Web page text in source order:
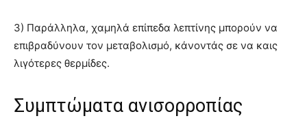
3) Παράλληλα, χαμηλά επίπεδα λεπτίνης μπορούν να
επιβραδύνουν τον μεταβολισμό, κάνοντάς σε να καις
λιγότερες θερμίδες.
Συμπτώματα ανισορροπίας